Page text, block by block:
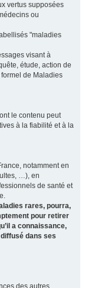
vertus supposées
ou
"maladies
visant à
étude, action de
de Maladies
le contenu peut
à la fiabilité et à la
notamment en
…), en
de santé et
rares, pourra,
pour retirer
a connaissance,
dans ses
des autres